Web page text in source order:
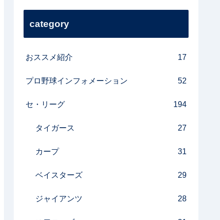
category
おススメ紹介 17
プロ野球インフォメーション 52
セ・リーグ 194
タイガース 27
カープ 31
ベイスターズ 29
ジャイアンツ 28